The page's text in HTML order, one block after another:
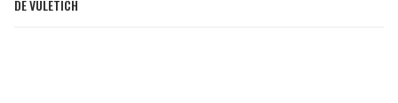
DE VULETICH